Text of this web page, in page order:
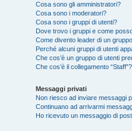
Cosa sono gli amministratori?
Cosa sono i moderatori?
Cosa sono i gruppi di utenti?
Dove trovo i gruppi e come
Come divento leader di un
Perché alcuni gruppi di utenti
Che cos’è un gruppo di utenti
Che cos’è il collegamento “Staff”?
Messaggi privati
Non riesco ad inviare messaggi
Continuano ad arrivarmi
Ho ricevuto un messaggio di